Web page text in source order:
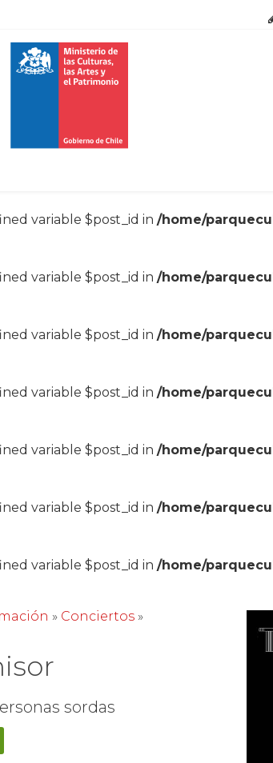
variable $post_id in/home/
variable $post_id in/home/
variable $post_id in/home/
variable $post_id in/home/
variable $post_id in/home/
variable $post_id in/home/
variable $post_id in/home/
» Conciertos »
sordas